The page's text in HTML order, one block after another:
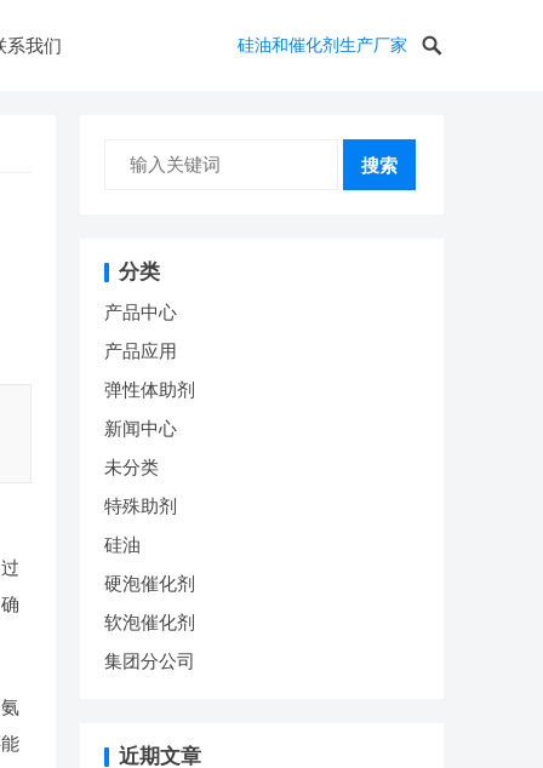
系我们 硅油和催化剂生产厂家
搜索
分类
产品中心
产品应用
弹性体助剂
新闻中心
未分类
特殊助剂
硅油
硬泡催化剂
软泡催化剂
集团分公司
近期文章